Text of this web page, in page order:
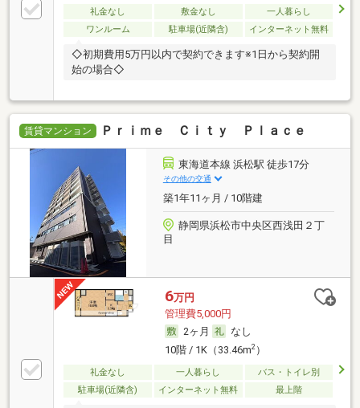
礼金なし 敷金なし
一人暮らし
ワンルーム
駐車場(近隣含) インターネット無料
◇初期費用5万円以内で契約できます※1日から契約開
始の場合◇
賃貸マンション Ｐｒｉｍｅ Ｃｉｔｙ Ｐｌａｃｅ
東海道本線 浜松駅 徒歩17分
その他の交通
築1年11ヶ月 / 10階建
静岡県浜松市中央区西浅田２丁
目
6万円
管理費5,000円
2ヶ月
なし
10階 / 1K（33.46m2）
礼金なし 一人暮らし
バス・トイレ別
駐車場(近隣含)
インターネット無料 最上階